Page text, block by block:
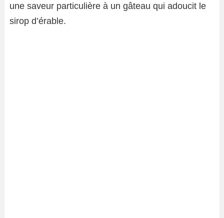
une saveur particulière à un gâteau qui adoucit le
sirop d’érable.